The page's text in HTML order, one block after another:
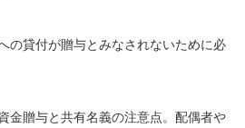
の貸付が贈与とみなされないために必
金贈与と共有名義の注意点。配偶者や